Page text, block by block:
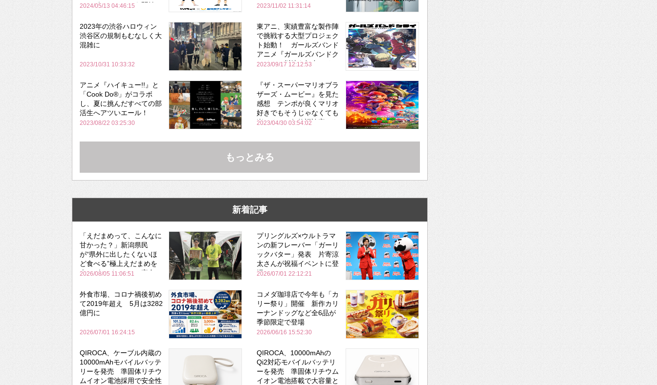
コラボレーションを開始
2024/05/13 04:46:15 2023/11/02 11:31:14
2023年の渋谷ハロウィン
渋谷区の規制もむなしく大
混雑に
2023/10/31 10:33:32
東アニ、実績豊富な製作陣
で挑戦する大型プロジェク
ト始動！ ガールズバンド
アニメ『ガールズバンドク
ライ』 川崎を舞台にリア
2023/09/17 12:12:53
アニメ『ハイキュー!!』と
「Cook Do®」がコラボ
し、夏に挑んだすべての部
活生へアツいエール！
2023/08/22 03:25:30
『ザ・スーパーマリオブラ
ザーズ・ムービー』を見た
感想 テンポが良くマリオ
好きでもそうじゃなくても
楽しめる 何故評論家から
2023/04/30 03:54:02
もっとみる
新着記事
「えだまめって、こんなに
甘かった？」新潟県民
が“県外に出したくないほ
ど食べる”極上えだまめを
森のビアガーデンで実食
2026/08/05 11:06:51
プリングルズ×ウルトラマ
ンの新フレーバー「ガーリ
ックバター」発表 片寄涼
太さんが祝福イベントに登
場
2026/07/01 22:12:21
外食市場、コロナ禍後初め
て2019年超え 5月は3282
億円に
2026/07/01 16:24:15
コメダ珈琲店で今年も「カ
リー祭り」開催 新作カリ
ーナンドッグなど全6品が
季節限定で登場
2026/06/16 15:52:30
QIROCA、ケーブル内蔵の
10000mAhモバイルバッテ
リーを発売 準固体リチウ
ムイオン電池採用で安全性
QIROCA、10000mAhの
Qi2対応モバイルバッテリ
ーを発売 準固体リチウム
イオン電池搭載で大容量と